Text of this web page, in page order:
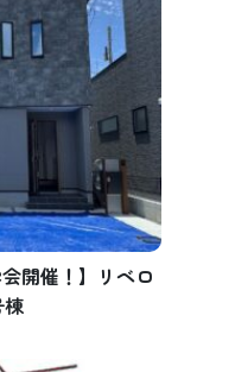
会開催！】リベロ